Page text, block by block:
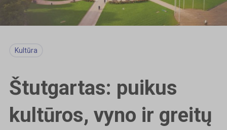
Kultūra
Štutgartas: puikus
kultūros, vyno ir greitų